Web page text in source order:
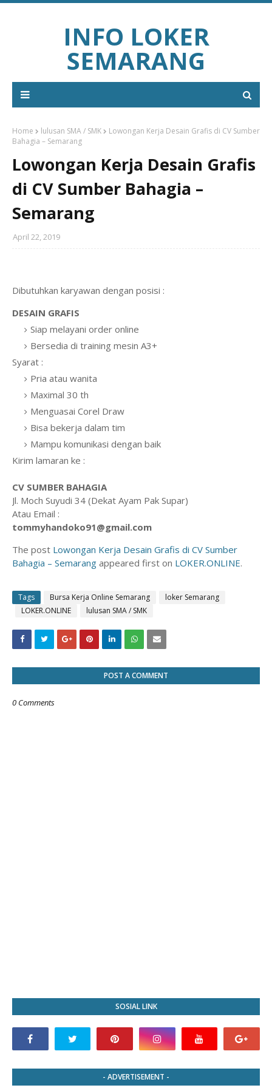
INFO LOKER
SEMARANG
Home lulusan SMA / SMK
Lowongan Kerja Desain Grafis di CV Sumber
Bahagia – Semarang
Lowongan Kerja Desain Grafis
di CV Sumber Bahagia –
Semarang
April 22, 2019
Dibutuhkan karyawan dengan posisi :
DESAIN GRAFIS
Siap melayani order online
Bersedia di training mesin A3+
Syarat :
Pria atau wanita
Maximal 30 th
Menguasai Corel Draw
Bisa bekerja dalam tim
Mampu komunikasi dengan baik
Kirim lamaran ke :
CV SUMBER BAHAGIA
Jl. Moch Suyudi 34 (Dekat Ayam Pak Supar)
Atau Email :
tommyhandoko91@gmail.com
The post Lowongan Kerja Desain Grafis di CV Sumber
Bahagia – Semarang appeared first on LOKER.ONLINE.
Tags Bursa Kerja Online Semarang
loker Semarang
LOKER.ONLINE
lulusan SMA / SMK
POST A COMMENT
0 Comments
SOSIAL LINK
- ADVERTISEMENT -